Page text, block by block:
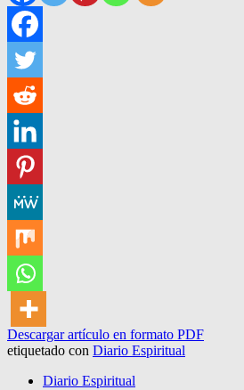
Descargar artículo en formato PDF
etiquetado con Diario Espiritual
Diario Espiritual